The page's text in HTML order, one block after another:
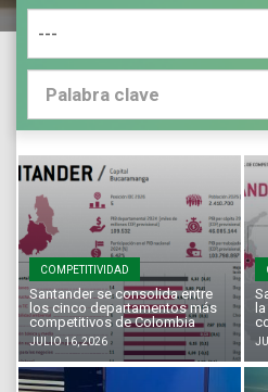
COMPETITIVIDAD
Santander se consolida entre
los cinco departamentos más
competitivos de Colombia
JULIO 16, 2026